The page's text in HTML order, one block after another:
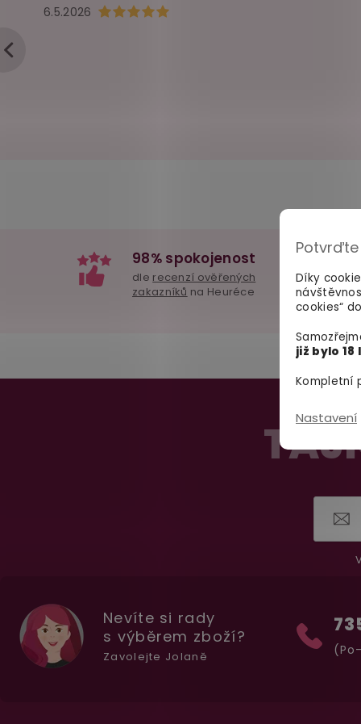
Díky
cookies“
již bylo 18
Kompletní
Nastavení
Hodnocení obchodu je 5 z 5 hvězdiček.
6.5.2026
98% spokojenost
dle recenzí ověřených
zakazníků na Heuréce
Nevíte si rady
s výběrem zboží?
Zavolejte Jolaně